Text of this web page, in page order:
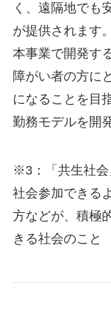
く、遠隔地でも
が提供されます。
本事業で開発す
障がい者の方に
になることを目
勤務モデルを開
※3：「共生社会
社会参加できる
方などが、積極
きる社会のこと